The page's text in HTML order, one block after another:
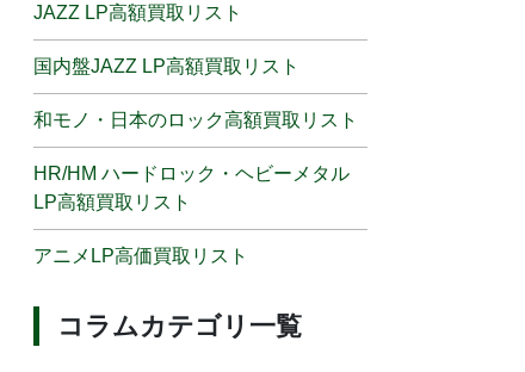
JAZZ LP高額買取リスト
国内盤JAZZ LP高額買取リスト
和モノ・日本のロック高額買取リスト
HR/HM ハードロック・ヘビーメタル
LP高額買取リスト
アニメLP高価買取リスト
コラムカテゴリ一覧